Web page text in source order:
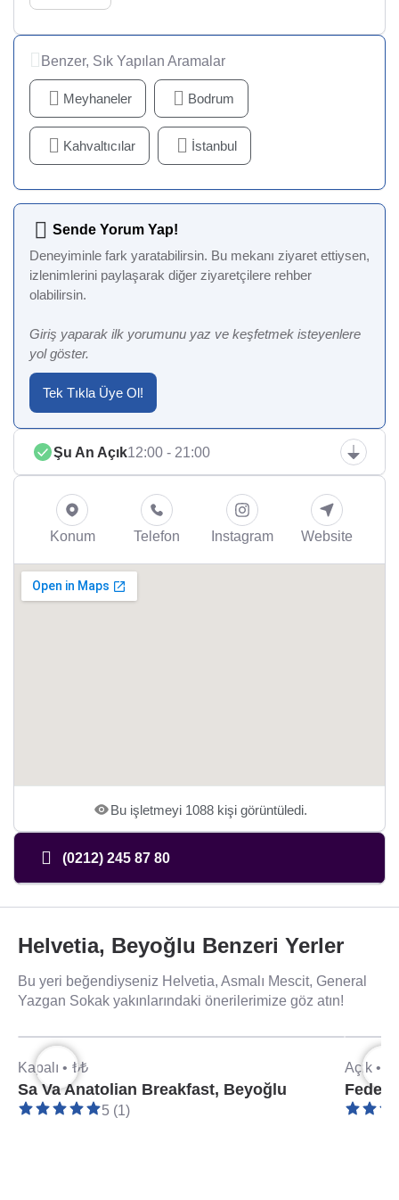
Benzer, Sık Yapılan Aramalar
Meyhaneler Bodrum
Kahvaltıcılar İstanbul
Sende Yorum Yap!
Deneyiminle fark yaratabilirsin. Bu mekanı ziyaret ettiysen,
izlenimlerini paylaşarak diğer ziyaretçilere rehber
olabilirsin.
Giriş yaparak ilk yorumunu yaz ve keşfetmek isteyenlere
yol göster.
Tek Tıkla Üye Ol!
Şu An Açık12:00 - 21:00
Konum Telefon Instagram Website
Bu işletmeyi 1088 kişi görüntüledi.
(0212) 245 87 80
Helvetia, Beyoğlu Benzeri Yerler
Bu yeri beğendiyseniz Helvetia, Asmalı Mescit, General
Yazgan Sokak yakınlarındaki önerilerimize göz atın!
Kapalı • ₺₺
Sa Va Anatolian Breakfast, Beyoğlu
5 (1)
Açık •